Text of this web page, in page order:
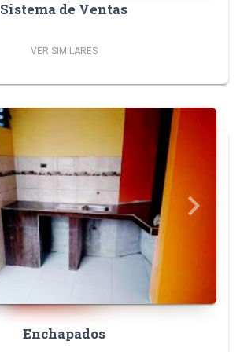
Sistema de Ventas
VER SIMILARES
keyboard_arrow_right
Enchapados